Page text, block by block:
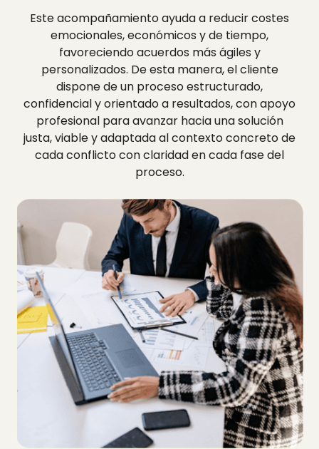
Este acompañamiento ayuda a reducir costes
emocionales, económicos y de tiempo,
favoreciendo acuerdos más ágiles y
personalizados. De esta manera, el cliente
dispone de un proceso estructurado,
confidencial y orientado a resultados, con apoyo
profesional para avanzar hacia una solución
justa, viable y adaptada al contexto concreto de
cada conflicto con claridad en cada fase del
proceso.